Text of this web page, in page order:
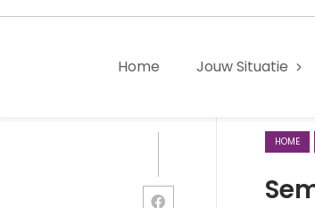
Home Jouw Situatie
HOME